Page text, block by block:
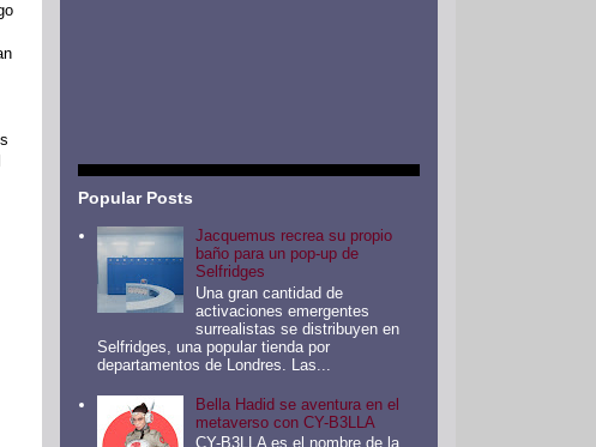
Popular Posts
Jacquemus recrea su propio
baño para un pop-up de
Selfridges
Una gran cantidad de
activaciones emergentes
surrealistas se distribuyen en
Selfridges, una popular tienda por
departamentos de Londres. Las...
Bella Hadid se aventura en el
metaverso con CY-B3LLA
CY-B3LLA es el nombre de la